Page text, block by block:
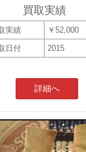
買取実績
実績
￥52,000
日付
2015
詳細へ